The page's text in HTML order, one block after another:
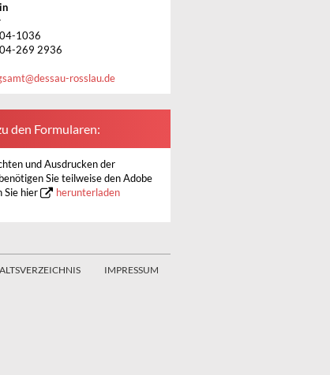
1036
269 2936
@dessau-rosslau.de
den Formularen:
und Ausdrucken der
Sie teilweise den Adobe
Sie hier
herunterladen
IMPRESSUM